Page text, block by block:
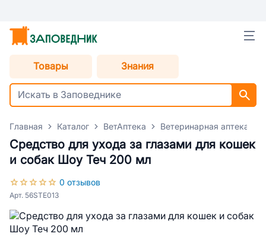
Товары Знания
Главная Каталог ВетАптека Ветеринарная аптека
Средство для ухода за глазами для кошек
и собак Шоу Теч 200 мл
0 отзывов
Арт. 56STE013